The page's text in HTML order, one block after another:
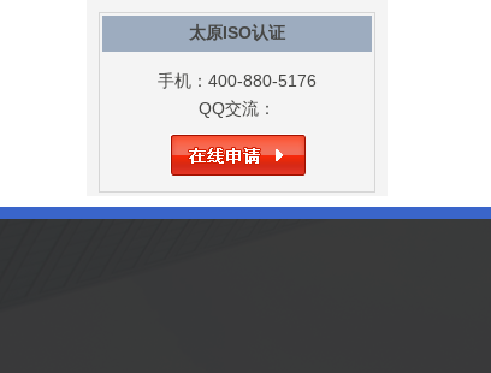
太原ISO认证
手机：400-880-5176
QQ交流：